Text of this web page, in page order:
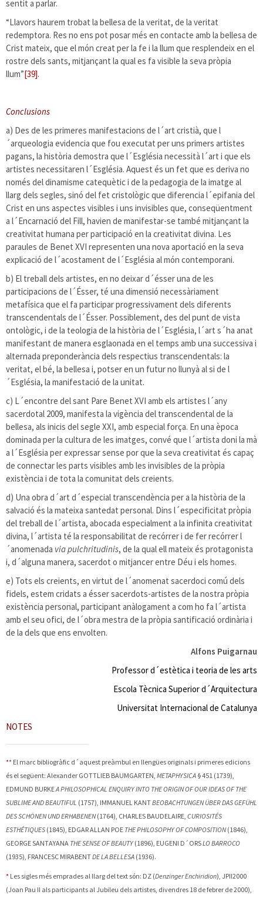
sentit a parlar.
“Llavors haurem trobat la bellesa de la veritat, de la veritat
redemptora. Res no ens pot posar més en contacte amb la bellesa de
Crist mateix, que el món creat per la fe i la llum que resplendeix en el
rostre dels sants, mitjançant la qual es fa visible la seva pròpia
llum”[39].
Conclusions
a) Des de les primeres manifestacions de l´art cristià, que l
´arqueologia evidencia que fou executat per uns primers artistes
pagans, la història demostra que l´Església necessità l´art i que els
artistes necessitaren l´Església. Aquest és un fet que es deriva no
només del dinamisme catequètic i de la pedagogia de la imatge al
llarg dels segles, sinó del fet cristològic que diferencia l´epifania del
Crist en uns aspectes visibles i uns invisibles que, conseqüentment
a l´Encarnació del Fill, havien de manifestar-se també mitjançant la
creativitat humana per participació en la creativitat divina. Les
paraules de Benet XVI representen una nova aportació en la seva
explicació de l´acostament de l´Església al món contemporani.
b) El treball dels artistes, en no deixar d´ésser una de les
participacions de l´Ésser, té una dimensió necessàriament
metafísica que el fa participar progressivament dels diferents
transcendentals de l´Ésser. Possiblement, des del punt de vista
ontològic, i de la teologia de la història de l´Església, l´art s´ha anat
manifestant de manera esglaonada en el temps amb una successiva i
alternada preponderància dels respectius transcendentals: la
veritat, el bé, la bellesa i, potser en un futur no llunyà al si de l
´Església, la manifestació de la unitat.
c) L´encontre del sant Pare Benet XVI amb els artistes l´any
sacerdotal 2009, manifesta la vigència del transcendental de la
bellesa, als inicis del segle XXI, amb especial força. En una època
dominada per la cultura de les imatges, convé que l´artista doni la mà
a l´Església per expressar sense por que la seva creativitat és capaç
de connectar les parts visibles amb les invisibles de la pròpia
existència i de tota la comunitat dels creients.
d) Una obra d´art d´especial transcendència per a la història de la
salvació és la mateixa santedat personal. Dins l´especificitat pròpia
del treball de l´artista, abocada especialment a la infinita creativitat
divina, l´artista té la responsabilitat de recórrer i de fer recórrer l
´anomenada via pulchritudinis, de la qual ell mateix és protagonista
i, d´alguna manera, sacerdot o mitjancer entre Déu i els homes.
e) Tots els creients, en virtut de l´anomenat sacerdoci comú dels
fidels, estem cridats a ésser sacerdots-artistes de la nostra pròpia
existència personal, participant anàlogament a com ho fa l´artista
amb el seu ofici, de l´obra mestra de la pròpia santificació ordinària i
de la dels que ens envolten.
Alfons Puigarnau
Professor d´estètica i teoria de les arts
Escola Tècnica Superior d´Arquitectura
Universitat Internacional de Catalunya
NOTES
** El marc bibliogràfic d´aquest preàmbul en llengües originals i primeres edicions
és el següent: Alexander GOTTLIEB BAUMGARTEN, METAPHYSICA § 451 (1739),
EDMUND BURKEA PHILOSOPHICAL ENQUIRY INTO THE ORIGIN OF OUR IDEAS OF THE
SUBLIME AND BEAUTIFUL (1757), IMMANUEL KANTBEOBACHTUNGEN ÜBER DAS GEFÜHL
DES SCHÖNEN UND ERHABENEN(1764), CHARLES BAUDELAIRE, CURIOSITÉS
ESTHÉTIQUES (1845), EDGAR ALLAN POE THE PHILOSOPHY OF COMPOSITION(1846),
GEORGESANTAYANA THE SENSE OF BEAUTY(1896), EUGENI D´ORSLO BARROCO
(1935), FRANCESC MIRABENTDE LA BELLESA (1936).
* Les sigles més emprades al llarg del text són: DZ (Denzinger Enchiridion), JPII2000
(Joan Pau II als participants al Jubileu dels artistes, divendres 18 de febrer de 2000),